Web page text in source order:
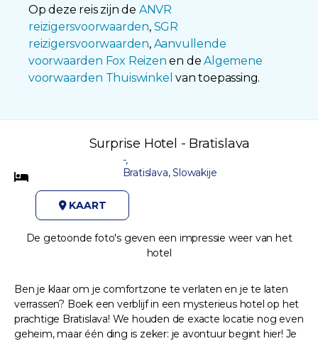
Op deze reis zijn de ANVR
reizigersvoorwaarden, SGR
reizigersvoorwaarden, Aanvullende
voorwaarden Fox Reizen en deAlgemene
voorwaarden Thuiswinkel van toepassing.
Surprise Hotel - Bratislava
-,
Bratislava, Slowakije
KAART
De getoonde foto's geven een impressie weer van het
hotel
Ben je klaar om je comfortzone te verlaten en je te laten
verrassen? Boek een verblijf in een mysterieus hotel op het
prachtige Bratislava! We houden de exacte locatie nog even
geheim, maar één ding is zeker: je avontuur begint hier! Je